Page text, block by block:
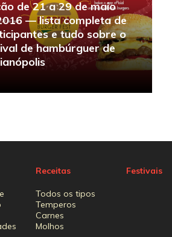
de 21 a 29 de maio
— lista completa de
e tudo sobre o
de hambúrguer de
Receitas
Todos os tipos
Temperos
Carnes
Molhos
Festivais